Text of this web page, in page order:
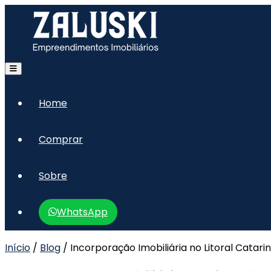
Home
Comprar
Sobre
WhatsApp
Início / Blog / Incorporação Imobiliária no Litoral